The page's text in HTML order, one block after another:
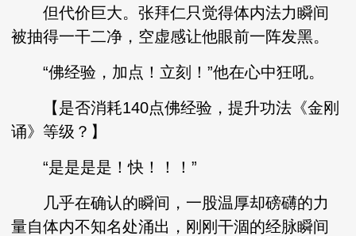
但代价巨大。张拜仁只觉得体内法力瞬间
被抽得一干二净，空虚感让他眼前一阵发黑。
“佛经验，加点！立刻！”他在心中狂吼。
【是否消耗140点佛经验，提升功法《金刚
诵》等级？】
“是是是是！快！！！”
几乎在确认的瞬间，一股温厚却磅礴的力
量自体内不知名处涌出，刚刚干涸的经脉瞬间